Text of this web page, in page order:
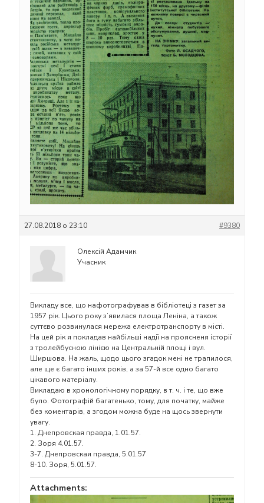
27.08.2018 о 23:10 #9380
Олексій Адамчик
Учасник
Викладу все, що нафотографував в бібліотеці з газет за
1957 рік. Цього року з’явилася площа Леніна, а також
суттєво розвинулася мережа електротранспорту в місті.
На цей рік я покладав найбільші надії на проясненя історії
з тролейбусною лінією на Центральній площі і вул.
Ширшова. На жаль, щодо цього згадок мені не трапилося,
але ще є багато інших років, а за 57-й все одно багато
цікавого матеріалу.
Викладаю в хронологічному порядку, в т. ч. і те, що вже
було. Фотографій багатенько, тому, для початку, майже
без коментарів, а згодом можна буде на щось звернути
увагу.
1. Днепровская правда, 1.01.57.
2. Зоря 4.01.57.
3-7. Днепровская правда, 5.01.57
8-10. Зоря, 5.01.57.
Attachments: